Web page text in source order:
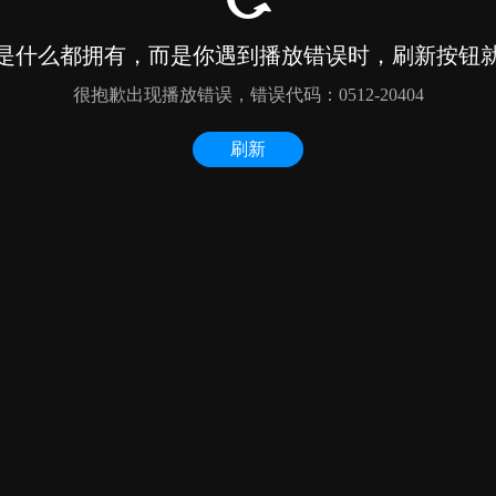
什么都拥有，而是你遇到播放错误时，刷新按钮
很抱歉出现播放错误，错误代码：0512-20404
刷新